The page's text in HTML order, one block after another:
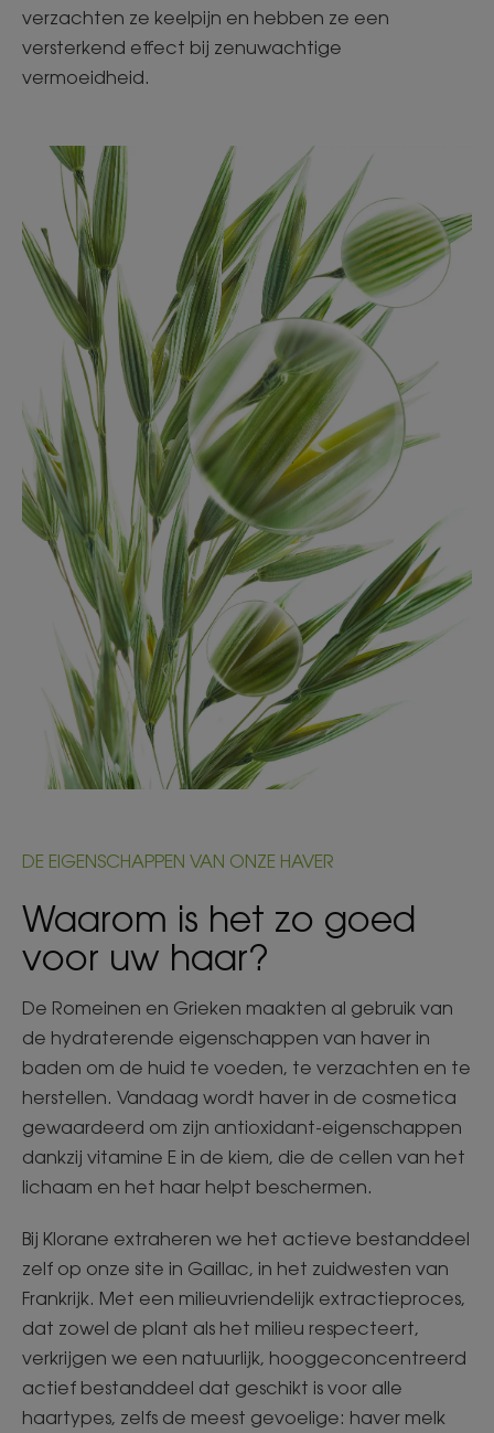
verzachten ze keelpijn en hebben ze een
versterkend effect bij zenuwachtige
vermoeidheid.
DE EIGENSCHAPPEN VAN ONZE HAVER
Waarom is het zo goed
voor uw haar?
De Romeinen en Grieken maakten al gebruik van
de hydraterende eigenschappen van haver in
baden om de huid te voeden, te verzachten en te
herstellen. Vandaag wordt haver in de cosmetica
gewaardeerd om zijn antioxidant-eigenschappen
dankzij vitamine E in de kiem, die de cellen van het
lichaam en het haar helpt beschermen.
Bij Klorane extraheren we het actieve bestanddeel
zelf op onze site in Gaillac, in het zuidwesten van
Frankrijk. Met een milieuvriendelijk extractieproces,
dat zowel de plant als het milieu respecteert,
verkrijgen we een natuurlijk, hooggeconcentreerd
actief bestanddeel dat geschikt is voor alle
haartypes, zelfs de meest gevoelige: haver melk